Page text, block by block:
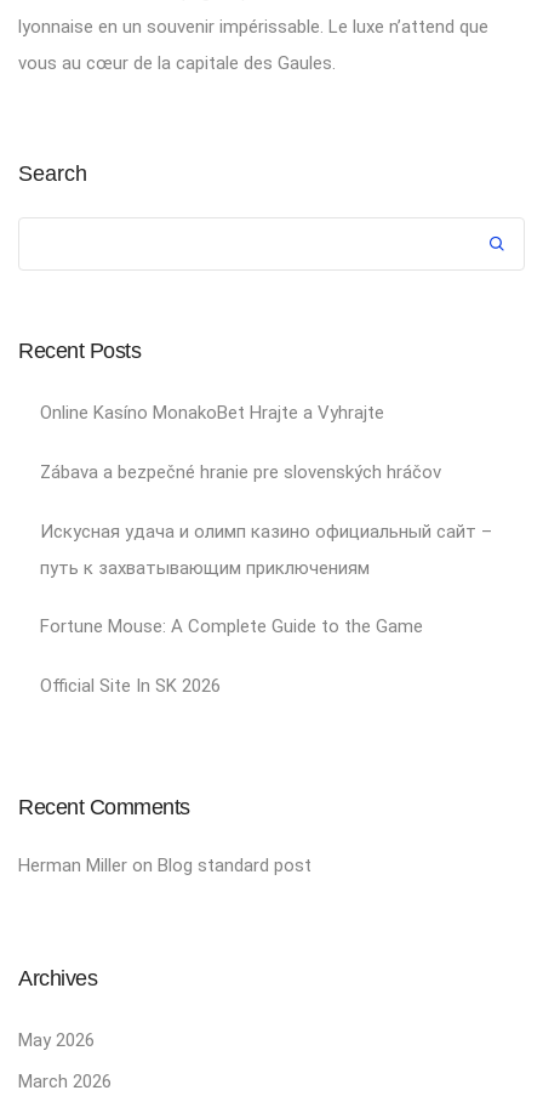
lyonnaise en un souvenir impérissable. Le luxe n’attend que
vous au cœur de la capitale des Gaules.
Search
Recent Posts
Online Kasíno MonakoBet Hrajte a Vyhrajte
Zábava a bezpečné hranie pre slovenských hráčov
Искусная удача и олимп казино официальный сайт –
путь к захватывающим приключениям
Fortune Mouse: A Complete Guide to the Game
Official Site In SK 2026
Recent Comments
Herman Miller on Blog standard post
Archives
May 2026
March 2026